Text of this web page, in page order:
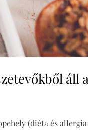
áll
(diéta és allergia